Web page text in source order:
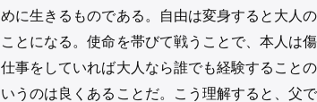
めに生きるものである。自由は変身すると大人
ことになる。使命を帯びて戦うことで、本人は
仕事をしていれば大人なら誰でも経験すること
いうのは良くあることだ。こう理解すると、父